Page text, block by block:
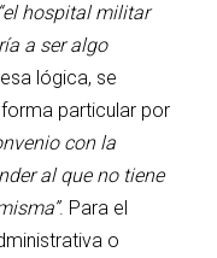
“el hospital militar
a ser algo
lógica, se
particular por
con la
al que no tiene
. Para el
o